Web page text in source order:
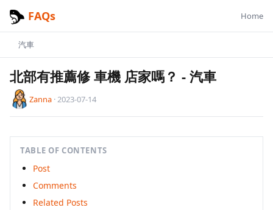
FAQs Home
汽車
北部有推薦修 車機 店家嗎？ - 汽車
Zanna ·2023-07-14
TABLE OF CONTENTS
Post
Comments
Related Posts